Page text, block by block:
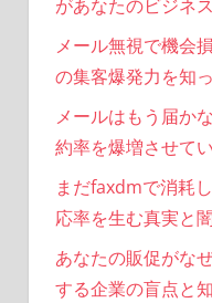
があなたのビジネ
メール無視で機会
の集客爆発力を知
メールはもう届か
約率を爆増させて
まだfaxdmで消耗
応率を生む真実と闇
あなたの販促がな
する企業の盲点と